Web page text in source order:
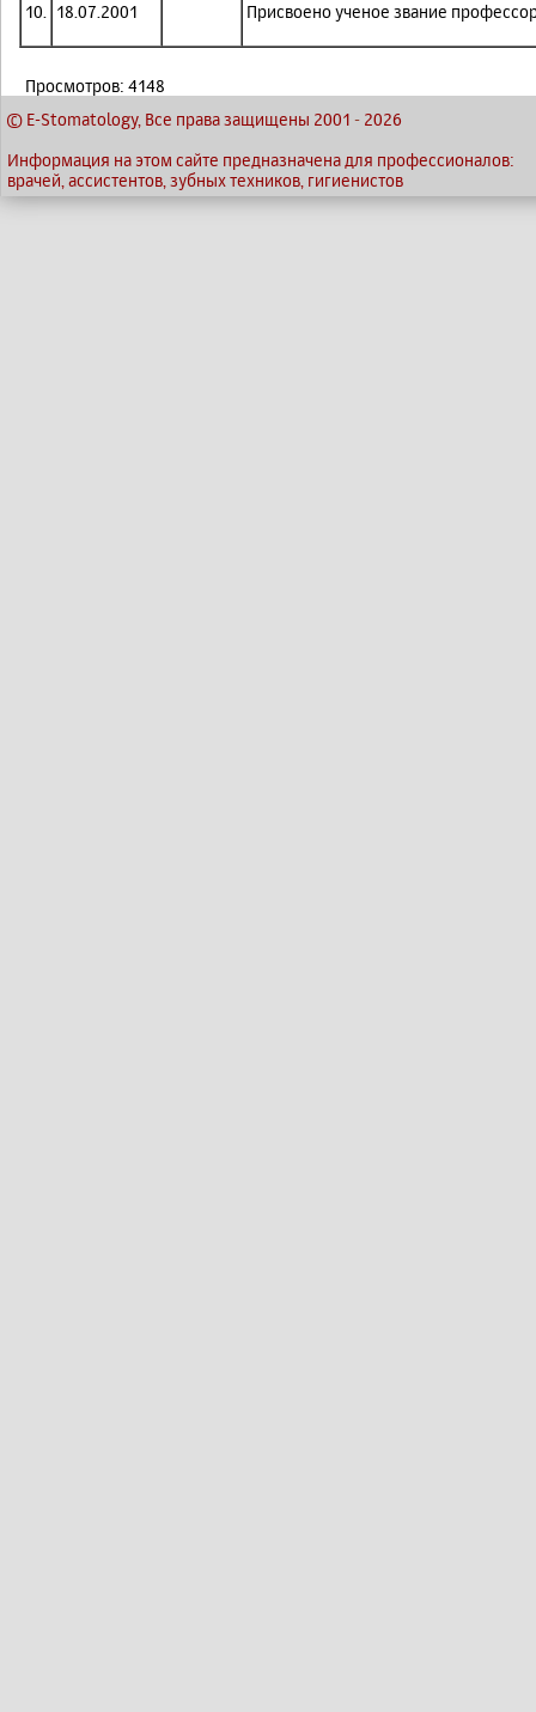
10. 18.07.2001 Присвоено ученое звание
Просмотров: 4148
© E-Stomatology, Все права защищены 2001 - 2026
Информация на этом сайте предназначена для профессионалов:
врачей, ассистентов, зубных техников, гигиенистов